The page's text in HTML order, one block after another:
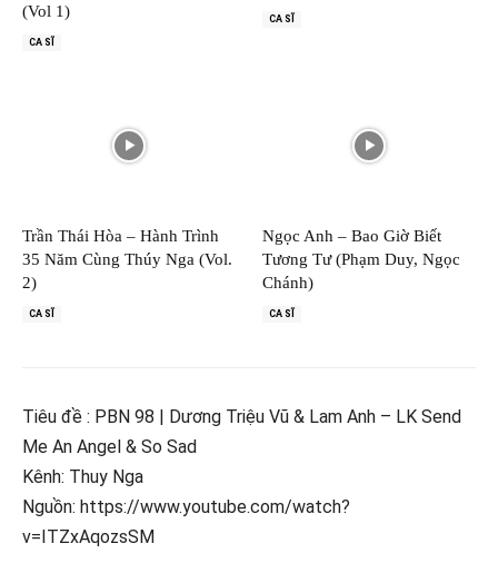
(Vol 1)
CA SĨ
CA SĨ
Trần Thái Hòa – Hành Trình
35 Năm Cùng Thúy Nga (Vol.
2)
CA SĨ
Ngọc Anh – Bao Giờ Biết
Tương Tư (Phạm Duy, Ngọc
Chánh)
CA SĨ
Tiêu đề : PBN 98 | Dương Triệu Vũ & Lam Anh – LK Send
Me An Angel & So Sad
Kênh: Thuy Nga
Nguồn: https://www.youtube.com/watch?
v=ITZxAqozsSM